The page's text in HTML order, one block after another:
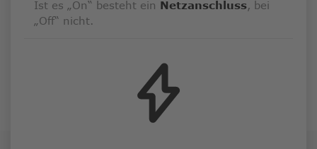
Ist es „On“ besteht ein Netzanschluss, bei
„Off“ nicht.